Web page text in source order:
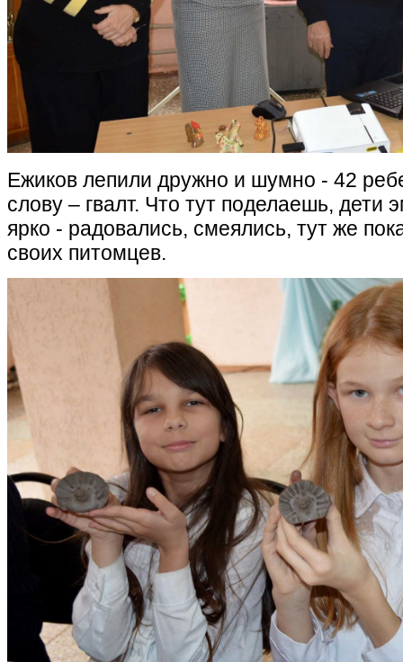
Ежиков лепили дружно и шумно - 42
слову – гвалт. Что тут поделаешь,
ярко - радовались, смеялись, тут же
своих питомцев.